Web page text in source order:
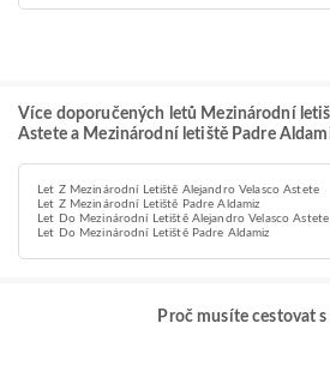
Více doporučených letů Mezinárodní
Astete a Mezinárodní letiště Padre
Let Z Mezinárodní Letiště Alejandro Velasco Astete
Let Z Mezinárodní Letiště Padre Aldamiz
Let Do Mezinárodní Letiště Alejandro Velasco Astete
Let Do Mezinárodní Letiště Padre Aldamiz
Proč musíte cestovat